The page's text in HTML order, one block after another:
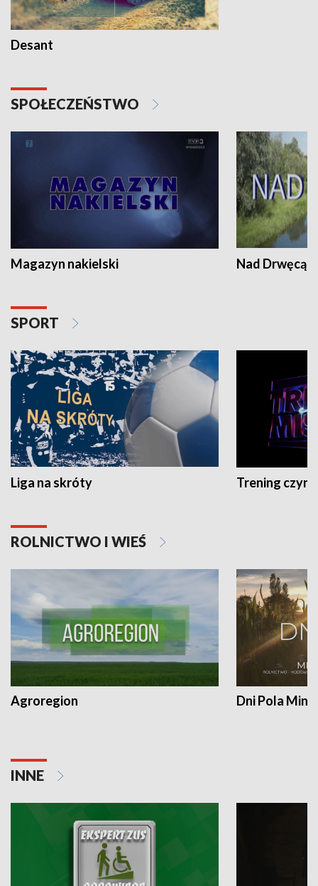
Desant
SPOŁECZEŃSTWO
Magazyn nakielski Nad Drwęcą
SPORT
Liga na skróty Trening czyni
ROLNICTWO I WIEŚ
Agroregion Dni Pola
INNE